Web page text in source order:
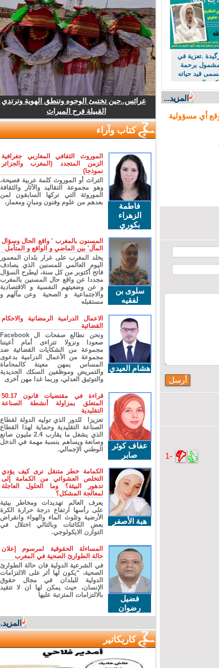
.تعزية في
برحمة
قيد حياته
الحسني
هل
فيالمزيد...
أي مسؤولية
-1
عرائس..حين تختبئ الوجوه وتنطق الهوية وترتدي
القبيلة فرح الميراث
كتاب وآراء
فاطمة
الزهراء
بكوري
الموروث الثقافي المغاربي جغرافية
الزمن المتجدد (المغرب والجزائر
نموذجا)
التراث أو الموروث كلمة عربية فصيحة،
وهو مجموعة التقاليد والآثار والثقافة
الموروثة التي تركها السابقون لمن
بعدهم من علوم وفنون ومبانٍ ومعمار،
سلوى بن
لفقيه
المسنون بالمغرب ' واقع الحال وسؤال
المآل' بين الماضي و الواقع و المتأمل
يخلد المغرب على غرار بلدان المعمور
اليوم العالمي للمسنين الذي يصادف
فاتح أكتوبر من كل سنة، ليطرح السؤال
مجددا عن واقع حال المسنين بالمغرب
و عن وضعيتهم النفسية و الاقتصادية
والاجتماعية و الصحية وعن مآلهم و
مستقبله
هشام العيدي
الاعمال الدرامية الرمضانية والاحكام
القضائية
ونحن نطالع صفحات ال Facebook
صعودا ونزولا تتراءى أمام أعيننا
مجموعة من الشكايات القضائية ضد
مجموعة من الأعمال الدرامية بدعوى
المساس بمهن معينة كالمحاماة
والتمريض وموظفين السكك الحديدية
والتوثيق العدلي، وربما غدا مهن أخرى
عفاف كوثر
صابر
قراءة في مقتضيات قانون 50.17
المتعلق بمزاولة أنشطة الصناعة
التقليدية
تعزيزا للدور الذي توليه الدولة لقطاع
الصناعة التقليدية وحماية لهذا القطاع
الذي يشغل ما يقارب 2.4 مليون صانع
وصانعة ويساهم بنسبة مهمة في الدخل
الوطني الإجمالي.
هبة الأصفر
الكمامة خطر متنقل ترى كيف يؤدي
التخلص العشوائي من الكمامة إلى
تدهور البيئة؟ وما الحلول العاجلة
لمعالجة المشكل؟
يعرف العالم تهديدات ومخاطر بيئية
على رأسها ارتفاع درجة حرارة الكرة
الأرضية وتلوث الماء والهواء وانقراض
بعض الكائنات وبالتالي اختلال في
التوازن الايكولوجي.
فضيل
رضوان
المساءلة الحقوقية لمرسوم إعلان
حالة الطوارئ الصحية في المغرب
في الشرعية الدولية فان حالة الطوارئ
الصحية، “يكون لها أثر على الالتزامات
الدولية للبلدان في مجال حقوق
الإنسان، حيث يمكن لها ان لا تتقيد
بالالتزامات المترتبة عليها
المزيد...
كاريكاتير